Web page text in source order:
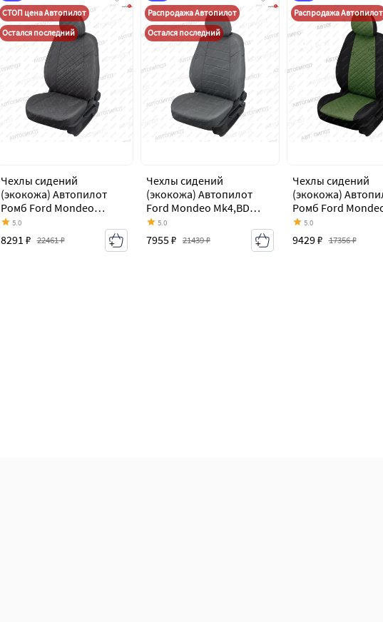
СТОП цена Автопилот
Остался последний
Чехлы сидений
(экокожа) Автопилот
Ромб Ford Mondeo
Mk4,BD дорестайлинг,
седан (2007-2010)
5.0
8291 ₽ 22461 ₽
Распродажа Автопилот
Остался последний
Чехлы сидений
(экокожа) Автопилот
Ford Mondeo Mk4,BD
дорестайлинг, седан
(2007-2010)
5.0
7955 ₽ 21439 ₽
Распродажа Автопилот
Чехлы сидений
(экокожа)
Ромб Ford
Mk4,BD
седан (2007-2010)
5.0
9429 ₽ 17356 ₽